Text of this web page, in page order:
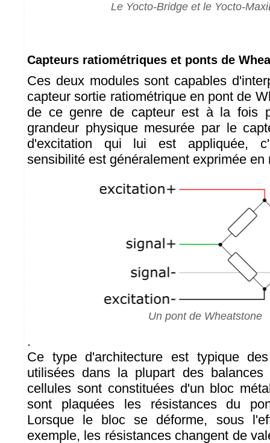
Le Yocto-Bridge et le Yocto-
Capteurs ratiométriques et ponts de
Ces deux modules sont capables
capteur sortie ratiométrique en pont de
de ce genre de capteur est à la fois
grandeur physique mesurée par le
d'excitation qui lui est appliquée,
sensibilité est généralement exprimée en
Un pont de Wheatstone
.
Ce type d'architecture est typique
utilisées dans la plupart des balances
cellules sont constituées d'un bloc
sont plaquées les résistances du
Lorsque le bloc se déforme, sous
exemple, les résistances changent de